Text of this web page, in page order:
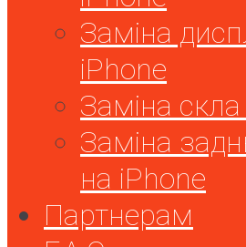
Заміна
iPhone
Заміна
Заміна
на iPhone
Партнерам